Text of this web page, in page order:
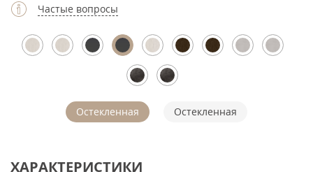
Частые вопросы
Остекленная Остекленная
ХАРАКТЕРИСТИКИ